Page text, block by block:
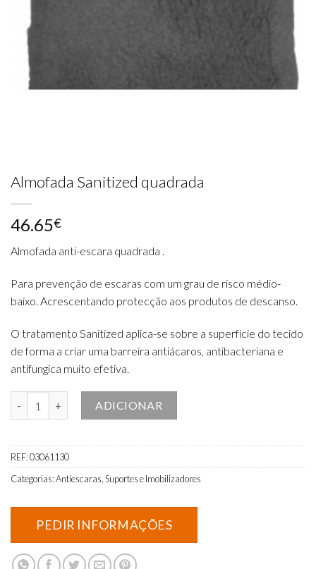
Almofada Sanitized quadrada
46.65€
Almofada anti-escara quadrada .
Para prevenção de escaras com um grau de risco médio-
baixo. Acrescentando protecção aos produtos de descanso.
O tratamento Sanitized aplica-se sobre a superfície do tecido
de forma a criar uma barreira antiácaros, antibacteriana e
antifungica muito efetiva.
ADICIONAR
REF:03061130
Categorias:Antiescaras,Suportes e Imobilizadores